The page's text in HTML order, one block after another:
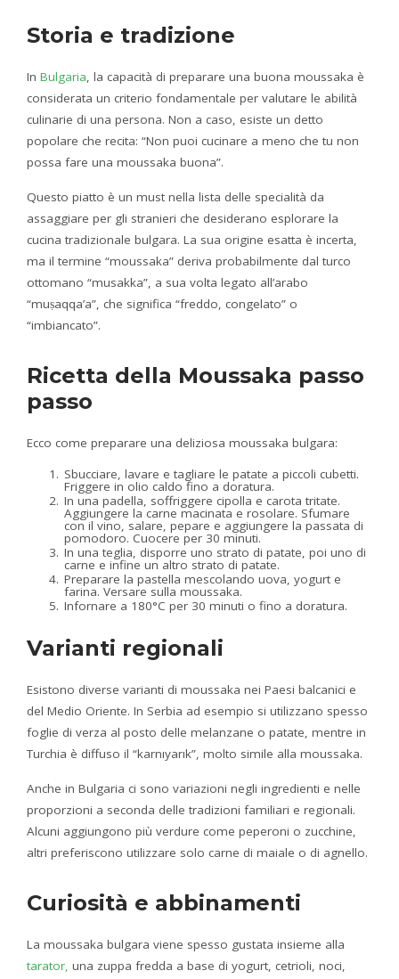
Storia e tradizione
In Bulgaria, la capacità di preparare una buona moussaka è
considerata un criterio fondamentale per valutare le abilità
culinarie di una persona. Non a caso, esiste un detto
popolare che recita: “Non puoi cucinare a meno che tu non
possa fare una moussaka buona”.
Questo piatto è un must nella lista delle specialità da
assaggiare per gli stranieri che desiderano esplorare la
cucina tradizionale bulgara. La sua origine esatta è incerta,
ma il termine “moussaka” deriva probabilmente dal turco
ottomano “musakka”, a sua volta legato all’arabo
“muṣaqqa’a”, che significa “freddo, congelato” o
“imbiancato”.
Ricetta della Moussaka passo
passo
Ecco come preparare una deliziosa moussaka bulgara:
Sbucciare, lavare e tagliare le patate a piccoli cubetti.
Friggere in olio caldo fino a doratura.
In una padella, soffriggere cipolla e carota tritate.
Aggiungere la carne macinata e rosolare. Sfumare
con il vino, salare, pepare e aggiungere la passata di
pomodoro. Cuocere per 30 minuti.
In una teglia, disporre uno strato di patate, poi uno di
carne e infine un altro strato di patate.
Preparare la pastella mescolando uova, yogurt e
farina. Versare sulla moussaka.
Infornare a 180°C per 30 minuti o fino a doratura.
Varianti regionali
Esistono diverse varianti di moussaka nei Paesi balcanici e
del Medio Oriente. In Serbia ad esempio si utilizzano spesso
foglie di verza al posto delle melanzane o patate, mentre in
Turchia è diffuso il “karnıyarık”, molto simile alla moussaka.
Anche in Bulgaria ci sono variazioni negli ingredienti e nelle
proporzioni a seconda delle tradizioni familiari e regionali.
Alcuni aggiungono più verdure come peperoni o zucchine,
altri preferiscono utilizzare solo carne di maiale o di agnello.
Curiosità e abbinamenti
La moussaka bulgara viene spesso gustata insieme alla
tarator, una zuppa fredda a base di yogurt, cetrioli, noci,